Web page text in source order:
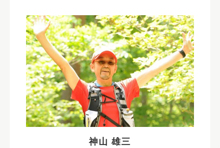
神山 雄三